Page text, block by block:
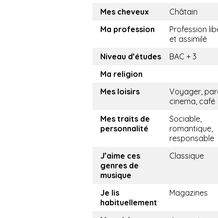
Mes cheveux
Châtain
Ma profession
Profession
et assimilé
Niveau d’études
BAC + 3
Ma religion
Mes loisirs
Voyager,
cinema, café
Mes traits de
personnalité
Sociable,
romantique,
responsable
J’aime ces
genres de
musique
Classique
Je lis
habituellement
Magazines